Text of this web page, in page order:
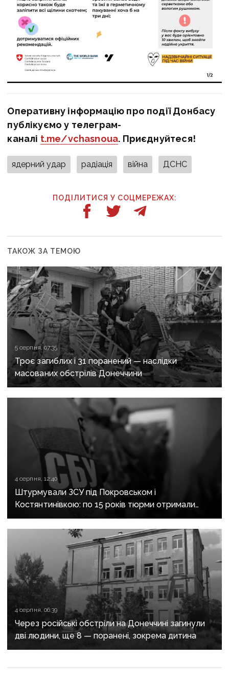
Оперативну інформацію про події Донбасу
публікуємо у телеграм-
каналі t.me/vchasnoua. Приєднуйтеся!
ядерний удар радіація війна ДСНС
ПОДІЛИТИСЯ У СОЦМЕРЕЖАХ:
ТАКОЖ ЗА ТЕМОЮ
5 серпня, 07:35
Троє загиблих і 31 поранений — наслідки
масованих обстрілів Донеччини
4 серпня, 12:40
Штурмували ЗСУ під Покровськом і
Костянтинівкою: по 15 років тюрми отримали
десятеро бойовиків, які воювали на боці рф
4 серпня, 06:39
Через російські обстріли на Донеччині загинули
дві людини, ще 8 — поранені, зокрема дитина